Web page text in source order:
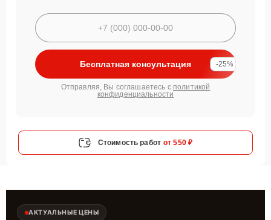
Бесплатная консультация -25%
Отправляя, Вы соглашаетесь с политикой
конфиденциальности
Стоимость работ от 550 ₽
АКТУАЛЬНЫЕ ЦЕНЫ